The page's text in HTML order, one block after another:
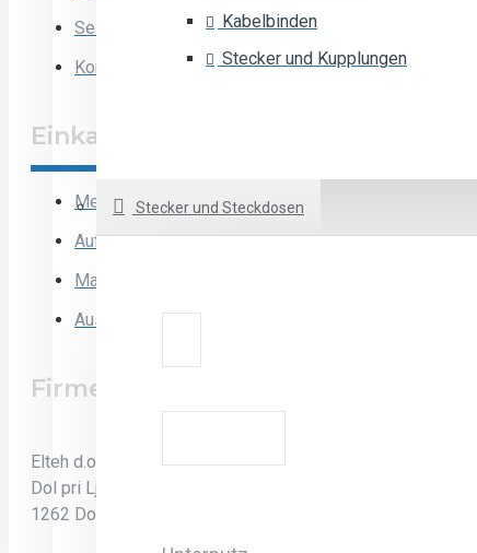
Kabelbinden
Stecker und Kupplungen
Stecker und Steckdosen
Seitenverzeichnis
Kontakt
Einkaufen
Mein Konto
Aufträge
Marken
Ausloggen
Firmeninformation
Elteh d.o.o.
Dol pri Ljubljani 35
1262 Dol pri Ljubljani